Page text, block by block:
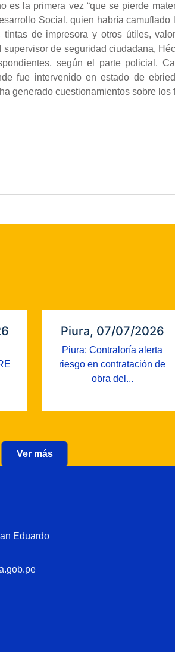
la primera vez “que se pierde
Social, quien habría camuflado
de impresora y otros útiles,
de seguridad ciudadana,
según el parte policial.
fue intervenido en estado de
generado cuestionamientos sobre
Piura, 07/07/2026
Piura: Contraloría alerta
riesgo en contratación de
obra del...
Ver más
Eduardo